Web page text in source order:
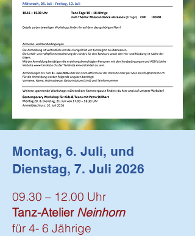
Montag, 6. Juli, und
Dienstag, 7. Juli 2026
09.30 – 12.00 Uhr
Tanz-Atelier Neinhorn
für 4- 6 Jährige